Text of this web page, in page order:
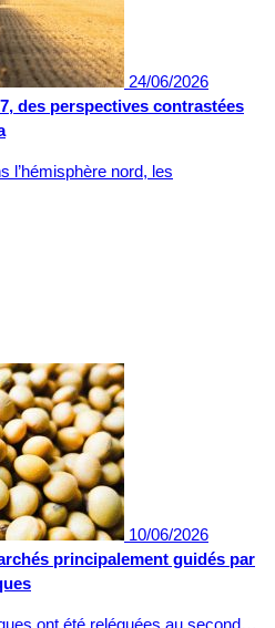
24/06/2026
des perspectives contrastées
l’hémisphère nord, les
10/06/2026
principalement guidés par
ont été reléguées au second…